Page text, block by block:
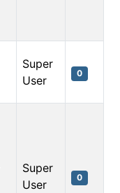
Super
User
0
Super
User
0